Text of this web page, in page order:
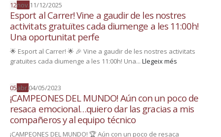
12nov.11/12/2025
Esport al Carrer! Vine a gaudir de les nostres
activitats gratuïtes cada diumenge a les 11:00h!
Una oportunitat perfe
🌟 Esport al Carrer! 🌟 🎉 Vine a gaudir de les nostres activitats
gratuïtes cada diumenge a les 11:00h! Una... Llegeix més
05abr.04/05/2023
¡CAMPEONES DEL MUNDO! Aún con un poco de
resaca emocional…quiero dar las gracias a mis
compañeros y al equipo técnico
¡CAMPEONES DEL MUNDO! 🏆 Aún con un poco de resaca